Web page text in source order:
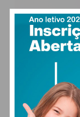
difícil
esconder
Instale um
investir
alarme
também a